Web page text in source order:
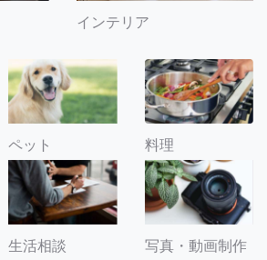
インテリア
ペット 料理
生活相談 写真・動画制作